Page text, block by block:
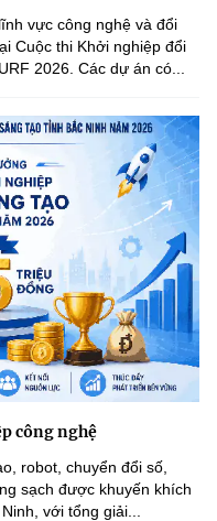
vực công nghệ và đổi
Cuộc thi Khởi nghiệp đổi
2026. Các dự án có...
công nghệ
robot, chuyển đổi số,
sạch được khuyến khích
với tổng giải...